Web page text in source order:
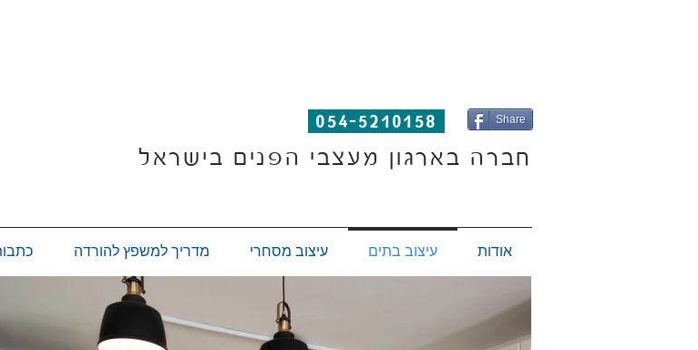
Share
חברה בארגון מעצבי הפנים בישראל
מדריך למשפץ להורדה עיצוב מסחרי עיצוב בתים אודות